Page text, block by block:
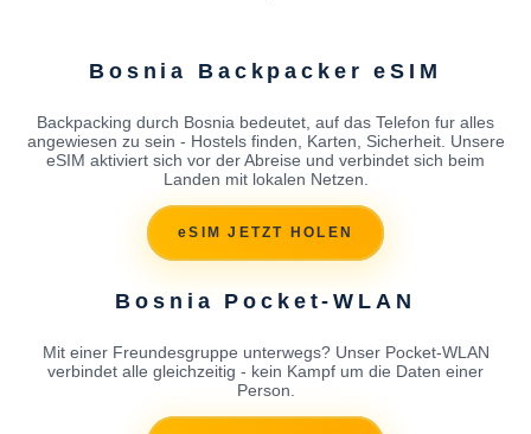
Bosnia Backpacker eSIM
Backpacking durch Bosnia bedeutet, auf das Telefon fur alles
angewiesen zu sein - Hostels finden, Karten, Sicherheit. Unsere
eSIM aktiviert sich vor der Abreise und verbindet sich beim
Landen mit lokalen Netzen.
eSIM JETZT HOLEN
Bosnia Pocket-WLAN
Mit einer Freundesgruppe unterwegs? Unser Pocket-WLAN
verbindet alle gleichzeitig - kein Kampf um die Daten einer
Person.